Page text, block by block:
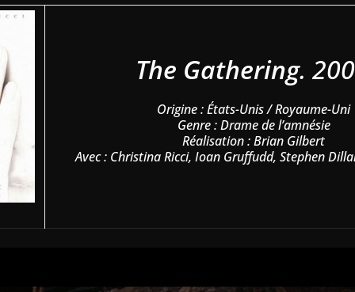
The Gathering.
Origine : États-Unis / Royaume-Uni
Genre : Drame de l’amnésie
Réalisation : Brian Gilbert
Avec : Christina Ricci, Ioan Gruffudd, Stephen